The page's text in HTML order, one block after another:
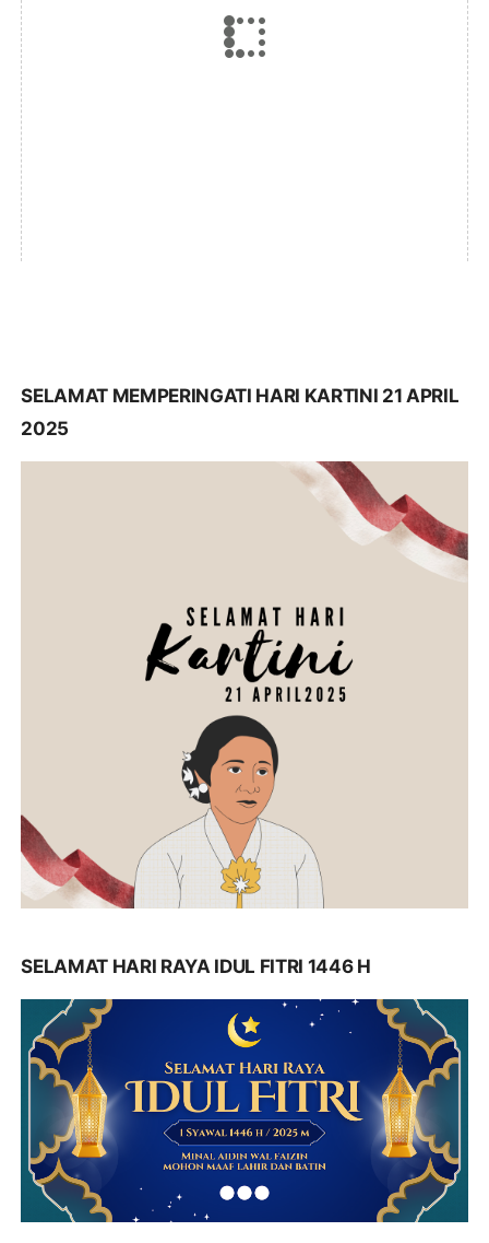
SELAMAT MEMPERINGATI HARI KARTINI 21 APRIL
2025
SELAMAT HARI RAYA IDUL FITRI 1446 H